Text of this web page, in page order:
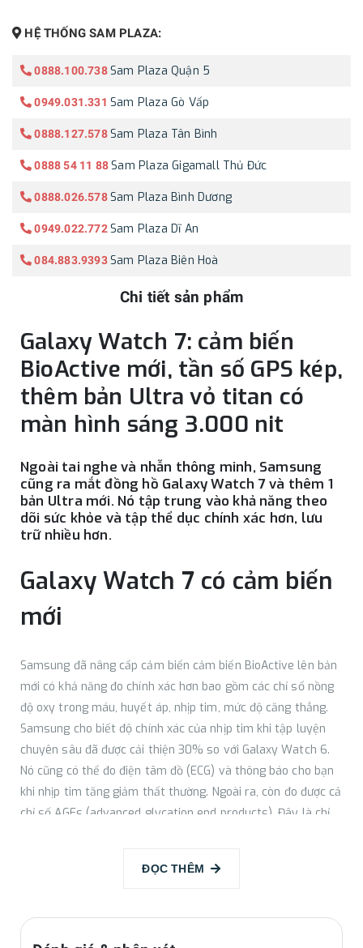
HỆ THỐNG SAM PLAZA:
0888.100.738 Sam Plaza Quận 5
0949.031.331 Sam Plaza Gò Vấp
0888.127.578 Sam Plaza Tân Bình
0888 54 11 88 Sam Plaza Gigamall Thủ Đức
0888.026.578 Sam Plaza Bình Dương
0949.022.772 Sam Plaza Dĩ An
084.883.9393 Sam Plaza Biên Hoà
Chi tiết sản phẩm
Galaxy Watch 7: cảm biến
BioActive mới, tần số GPS kép,
thêm bản Ultra vỏ titan có
màn hình sáng 3.000 nit
Ngoài tai nghe và nhẫn thông minh, Samsung
cũng ra mắt đồng hồ Galaxy Watch 7 và thêm 1
bản Ultra mới. Nó tập trung vào khả năng theo
dõi sức khỏe và tập thể dục chính xác hơn, lưu
trữ nhiều hơn.
Galaxy Watch 7 có cảm biến
mới​
Samsung đã nâng cấp cảm biến cảm biến BioActive lên bản
mới có khả năng đo chính xác hơn bao gồm các chỉ số nồng
độ oxy trong máu, huyết áp, nhịp tim, mức độ căng thẳng.
Samsung cho biết độ chính xác của nhịp tim khi tập luyện
chuyên sâu đã được cải thiện 30% so với Galaxy Watch 6.
Nó cũng có thể đo điện tâm đồ (ECG) và thông báo cho bạn
khi nhịp tim tăng giảm thất thường. Ngoài ra, còn đo được cả
chỉ số AGEs (advanced glycation end products). Đây là chỉ
ĐỌC THÊM